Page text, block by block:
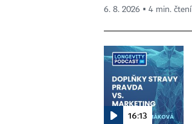
6. 8. 2026 ▪ 4 min. čtení
16:13